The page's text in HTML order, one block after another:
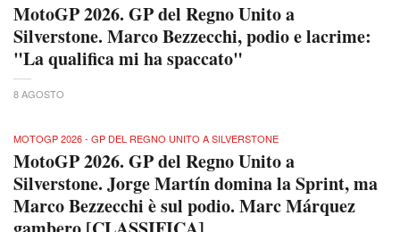
MotoGP 2026. GP del Regno Unito a
Silverstone. Marco Bezzecchi, podio e lacrime:
"La qualifica mi ha spaccato"
8 AGOSTO
MOTOGP 2026 - GP DEL REGNO UNITO A SILVERSTONE
MotoGP 2026. GP del Regno Unito a
Silverstone. Jorge Martín domina la Sprint, ma
Marco Bezzecchi è sul podio. Marc Márquez